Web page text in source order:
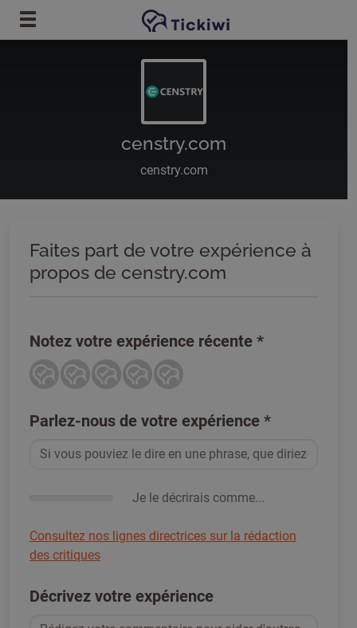
Passer au contenu principal
censtry.com
censtry.com
Faites part de votre expérience à
propos de censtry.com
Notez votre expérience récente *
Parlez-nous de votre expérience *
Je le décrirais comme...
Consultez nos lignes directrices sur la rédaction
des critiques
Décrivez votre expérience